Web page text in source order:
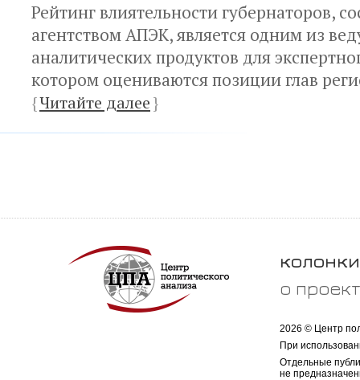
Рейтинг влиятельности губернаторов,
агентством АПЭК, является одним из
аналитических продуктов для
котором оцениваются позиции глав
{Читайте далее}
колонки
о
2026 © Центр
При
Отдельные
не